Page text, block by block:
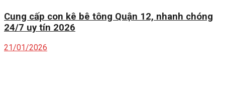
Cung cấp con kê bê tông Quận 12, nhanh chóng
24/7 uy tín 2026
21/01/2026